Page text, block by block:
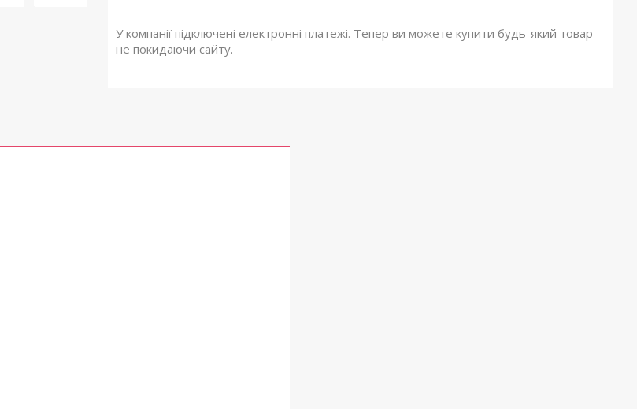
У компанії підключені електронні платежі. Тепер ви можете купити будь-який товар
не покидаючи сайту.